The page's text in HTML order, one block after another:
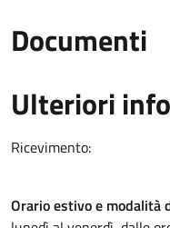
Documenti
Ulteriori
Ulteriori informazioni
Ricevimento:
Orario estivo e